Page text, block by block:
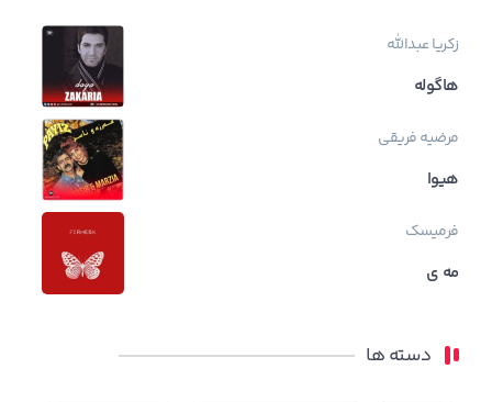
زکریا عبدالله
هاگوله
مرضیه فریقی
هیوا
فرمیسک
مه ی
دسته ها